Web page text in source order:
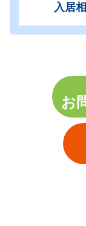
入居
お